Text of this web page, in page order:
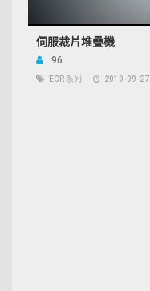
伺服裁片堆疊機
96
ECR 系列 2019-09-27